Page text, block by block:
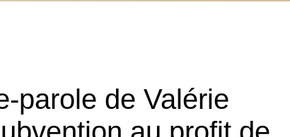
parole de Valérie